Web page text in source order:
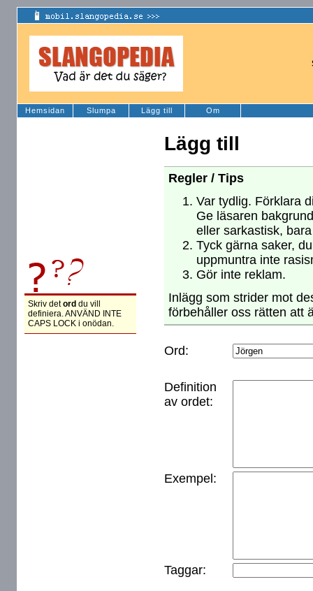
Hemsidan Slumpa Lägg till Om
Skriv detord du vill
definiera. ANVÄND INTE
CAPS LOCK i onödan.
Lägg till
Regler / Tips
Var tydlig. Förklara
Ge läsaren
eller sarkastisk,
Tyck gärna saker,
uppmuntra inte
Gör inte reklam.
Inlägg som strider mot
förbehåller oss rätten att
Ord:
Definition
av ordet:
Exempel:
Taggar: